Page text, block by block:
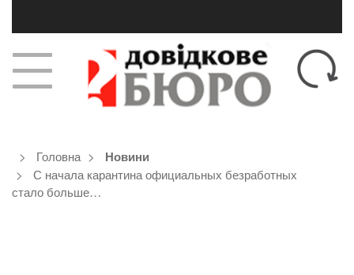
Головна
Новини
С начала карантина официальных безработных
стало больше…